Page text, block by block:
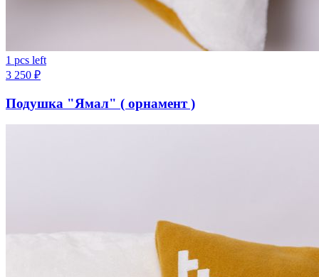
1 pcs left
3 250 ₽
Подушка "Ямал" ( орнамент )